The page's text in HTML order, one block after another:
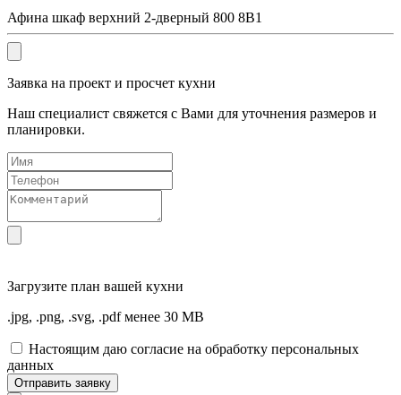
Афина шкаф верхний 2-дверный 800 8В1
Заявка на проект и просчет кухни
Наш специалист свяжется с Вами для уточнения размеров и
планировки.
Загрузите план вашей кухни
.jpg, .png, .svg, .pdf менее 30 MB
Настоящим даю согласие на обработку персональных
данных
Отправить заявку